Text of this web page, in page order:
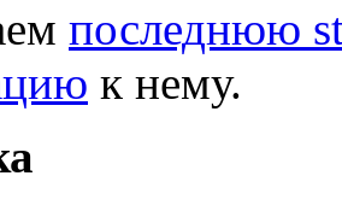
последнюю
к нему.